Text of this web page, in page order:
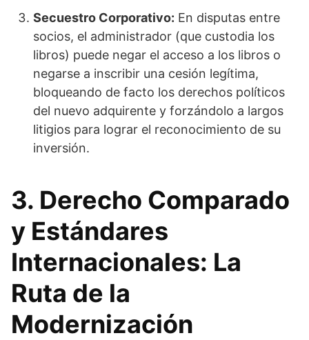
Secuestro Corporativo: En disputas entre
socios, el administrador (que custodia los
libros) puede negar el acceso a los libros o
negarse a inscribir una cesión legítima,
bloqueando de facto los derechos políticos
del nuevo adquirente y forzándolo a largos
litigios para lograr el reconocimiento de su
inversión.
3. Derecho Comparado
y Estándares
Internacionales: La
Ruta de la
Modernización